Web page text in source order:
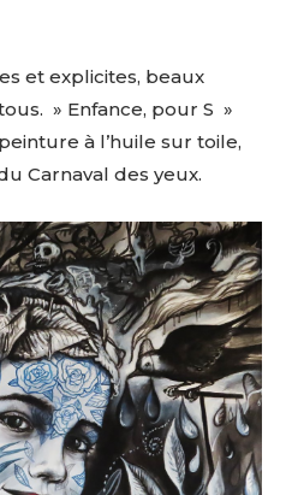
et explicites, beaux
» Enfance, pour S »
à l’huile sur toile,
Carnaval des yeux.